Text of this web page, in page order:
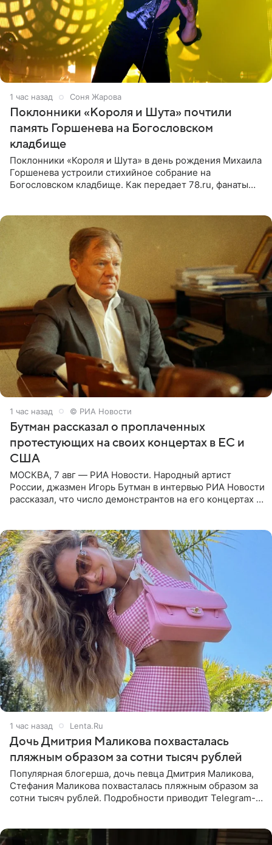
1 час назад Соня Жарова
Поклонники «Короля и Шута» почтили
память Горшенева на Богословском
кладбище
Поклонники «Короля и Шута» в день рождения Михаила
Горшенева устроили стихийное собрание на
Богословском кладбище. Как передает 78.ru, фанаты
1 час назад © РИА Новости
Бутман рассказал о проплаченных
протестующих на своих концертах в ЕС и
США
МОСКВА, 7 авг — РИА Новости. Народный артист
России, джазмен Игорь Бутман в интервью РИА Новости
рассказал, что число демонстрантов на его концертах в
1 час назад Lenta.Ru
Дочь Дмитрия Маликова похвасталась
пляжным образом за сотни тысяч рублей
Популярная блогерша, дочь певца Дмитрия Маликова,
Стефания Маликова похвасталась пляжным образом за
сотни тысяч рублей. Подробности приводит Telegram-